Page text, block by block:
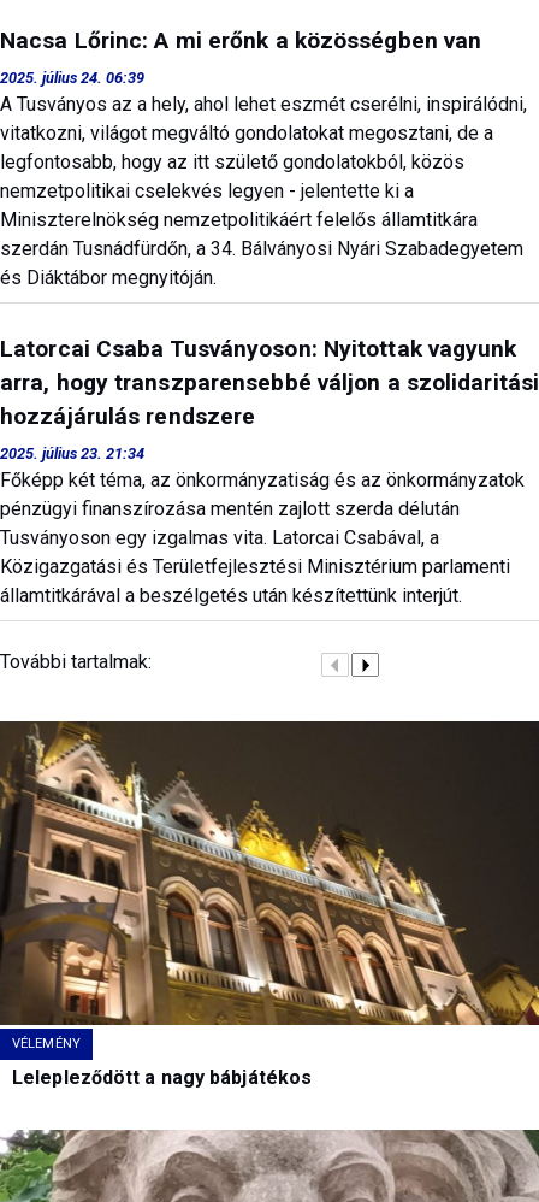
Nacsa Lőrinc: A mi erőnk a közösségben van
2025. július 24. 06:39
A Tusványos az a hely, ahol lehet eszmét cserélni, inspirálódni,
vitatkozni, világot megváltó gondolatokat megosztani, de a
legfontosabb, hogy az itt születő gondolatokból, közös
nemzetpolitikai cselekvés legyen - jelentette ki a
Miniszterelnökség nemzetpolitikáért felelős államtitkára
szerdán Tusnádfürdőn, a 34. Bálványosi Nyári Szabadegyetem
és Diáktábor megnyitóján.
Latorcai Csaba Tusványoson: Nyitottak vagyunk
arra, hogy transzparensebbé váljon a szolidaritási
hozzájárulás rendszere
2025. július 23. 21:34
Főképp két téma, az önkormányzatiság és az önkormányzatok
pénzügyi finanszírozása mentén zajlott szerda délután
Tusványoson egy izgalmas vita. Latorcai Csabával, a
Közigazgatási és Területfejlesztési Minisztérium parlamenti
államtitkárával a beszélgetés után készítettünk interjút.
További tartalmak:
VÉLEMÉNY
Lelepleződött a nagy bábjátékos